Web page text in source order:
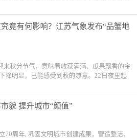
竟有何影响？江苏气象发布“品蟹地
来秋分节气，意味着收获满满、瓜果飘香的金
降明显，已能感受到秋的凉意。22日夜里起
貌 提升城市“颜值”
70周年, 巩固文明城市创建成果，营造整洁、